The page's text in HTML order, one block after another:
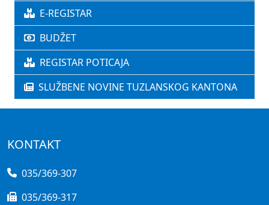
E-REGISTAR
BUDŽET
REGISTAR POTICAJA
SLUŽBENE NOVINE TUZLANSKOG KANTONA
KONTAKT
035/369-307
035/369-317